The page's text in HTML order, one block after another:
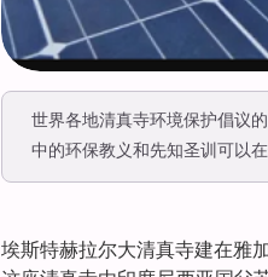
世界各地清真寺环境保护倡议
中的环保教义和先知圣训可以
埃斯特赫拉尔大清真寺建在雅